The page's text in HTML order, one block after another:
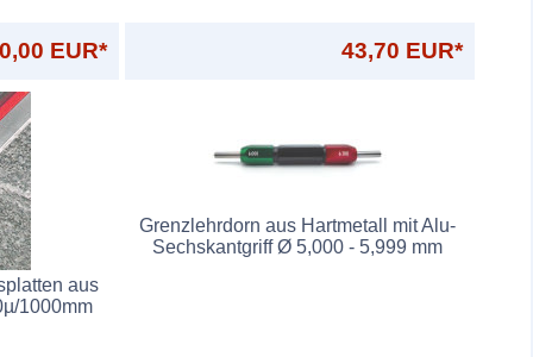
EUR* 43,70 EUR*
aus
1000mm
Grenzlehrdorn aus Hartmetall mit Alu-
Sechskantgriff Ø 5,000 - 5,999 mm